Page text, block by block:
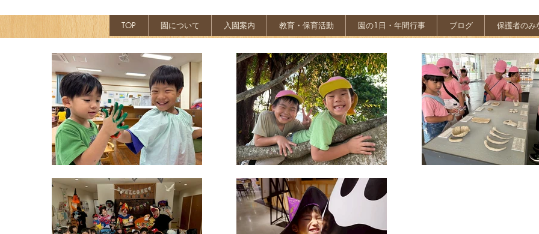
TOP 園について 入園案内 教育・保育活動 園の1日・年間行事 ブログ 保護者のみ